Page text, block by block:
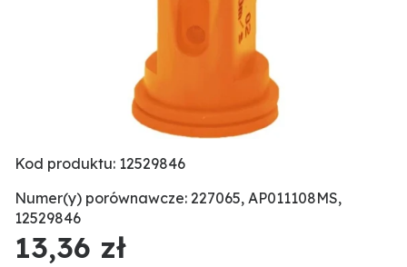
Kod produktu: 12529846
Numer(y) porównawcze: 227065, AP011108MS,
12529846
13,36 zł